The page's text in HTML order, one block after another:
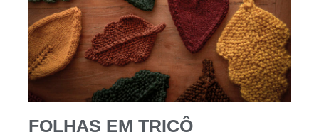
FOLHAS EM TRICÔ